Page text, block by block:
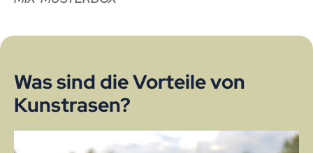
Was sind die Vorteile von
Kunstrasen?